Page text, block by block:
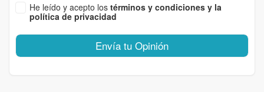
He leído y acepto los términos y condiciones y la
política de privacidad
Envía tu Opinión